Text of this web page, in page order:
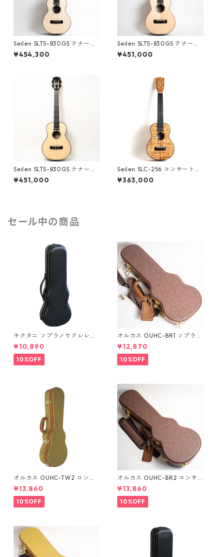
Seilen SLTS-830GS テナーウ
クレレ #1824
¥454,300
Seilen SLTS-830GS テナーウ
クレレ #1697
¥451,000
Seilen SLTS-830GS テナーウ
クレレ #1565
¥451,000
Seilen SLC-256 コンサートウ
クレレ #1802
¥363,000
セール中の商品
キクタニ ソプラノウクレレ用
ハードケース UPC-10N
¥10,890
10%OFF
オルカス OUHC-BR1 ソプラノ
ウクレレ用ハードケース
¥12,870
10%OFF
オルカス OUHC-TW2 コンサ
ートウクレレ用ハードケース
¥13,860
10%OFF
オルカス OUHC-BR2 コンサ
ートウクレレ用ハードケース
¥13,860
10%OFF